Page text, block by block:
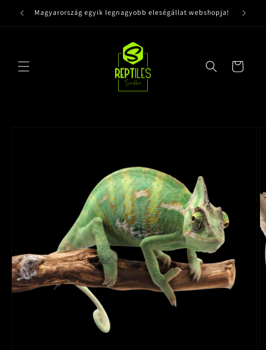
tartalomhoz
Magyarország egyik legnagyobb eleségállat webshopja!
Kosár